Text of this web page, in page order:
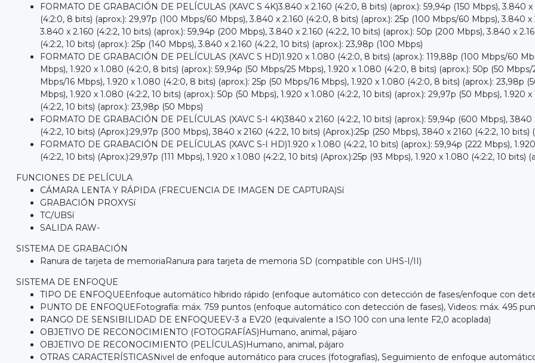
FORMATO DE GRABACIÓN DE PELÍCULAS (XAVC S 4K)3.840 x 2.160 (4:2:0, 8 bits) (aprox.): 59,94p (150 Mbps), 3.840
(4:2:0, 8 bits) (aprox.): 29,97p (100 Mbps/60 Mbps), 3.840 x 2.160 (4:2:0, 8 bits) (aprox.): 25p (100 Mbps/60 Mbps), 3.840
3.840 x 2.160 (4:2:2, 10 bits) (aprox.): 59,94p (200 Mbps), 3.840 x 2.160 (4:2:2, 10 bits) (aprox.): 50p (200 Mbps), 3.840 x
(4:2:2, 10 bits) (aprox.): 25p (140 Mbps), 3.840 x 2.160 (4:2:2, 10 bits) (aprox.): 23,98p (100 Mbps)
FORMATO DE GRABACIÓN DE PELÍCULAS (XAVC S HD)1.920 x 1.080 (4:2:0, 8 bits) (aprox.): 119,88p (100 Mbps/60
Mbps), 1.920 x 1.080 (4:2:0, 8 bits) (aprox.): 59,94p (50 Mbps/25 Mbps), 1.920 x 1.080 (4:2:0, 8 bits) (aprox.): 50p (50
Mbps/16 Mbps), 1.920 x 1.080 (4:2:0, 8 bits) (aprox.): 25p (50 Mbps/16 Mbps), 1.920 x 1.080 (4:2:0, 8 bits) (aprox.): 23,98p
Mbps), 1.920 x 1.080 (4:2:2, 10 bits) (aprox.): 50p (50 Mbps), 1.920 x 1.080 (4:2:2, 10 bits) (aprox.): 29,97p (50 Mbps), 1.920
(4:2:2, 10 bits) (aprox.): 23,98p (50 Mbps)
FORMATO DE GRABACIÓN DE PELÍCULAS (XAVC S-I 4K)3840 x 2160 (4:2:2, 10 bits) (aprox.): 59,94p (600 Mbps),
(4:2:2, 10 bits) (Aprox.):29,97p (300 Mbps), 3840 x 2160 (4:2:2, 10 bits) (Aprox.):25p (250 Mbps), 3840 x 2160 (4:2:2, 10
FORMATO DE GRABACIÓN DE PELÍCULAS (XAVC S-I HD)1.920 x 1.080 (4:2:2, 10 bits) (aprox.): 59,94p (222 Mbps),
(4:2:2, 10 bits) (Aprox.):29,97p (111 Mbps), 1.920 x 1.080 (4:2:2, 10 bits) (Aprox.):25p (93 Mbps), 1.920 x 1.080 (4:2:2, 10 bits)
FUNCIONES DE PELÍCULA
CÁMARA LENTA Y RÁPIDA (FRECUENCIA DE IMAGEN DE CAPTURA)Sí
GRABACIÓN PROXYSí
TC/UBSí
SALIDA RAW-
SISTEMA DE GRABACIÓN
Ranura de tarjeta de memoriaRanura para tarjeta de memoria SD (compatible con UHS-I/II)
SISTEMA DE ENFOQUE
TIPO DE ENFOQUEEnfoque automático híbrido rápido (enfoque automático con detección de fases/enfoque con
PUNTO DE ENFOQUEFotografía: máx. 759 puntos (enfoque automático con detección de fases), Videos: máx. 495
RANGO DE SENSIBILIDAD DE ENFOQUEEV-3 a EV20 (equivalente a ISO 100 con una lente F2,0 acoplada)
OBJETIVO DE RECONOCIMIENTO (FOTOGRAFÍAS)Humano, animal, pájaro
OBJETIVO DE RECONOCIMIENTO (PELÍCULAS)Humano, animal, pájaro
OTRAS CARACTERÍSTICASNivel de enfoque automático para cruces (fotografías), Seguimiento de enfoque